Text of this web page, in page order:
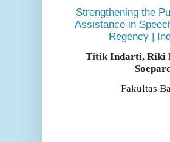
Strengthening the
Assistance in
Regency |
Titik Indarti, Riki
Fakultas